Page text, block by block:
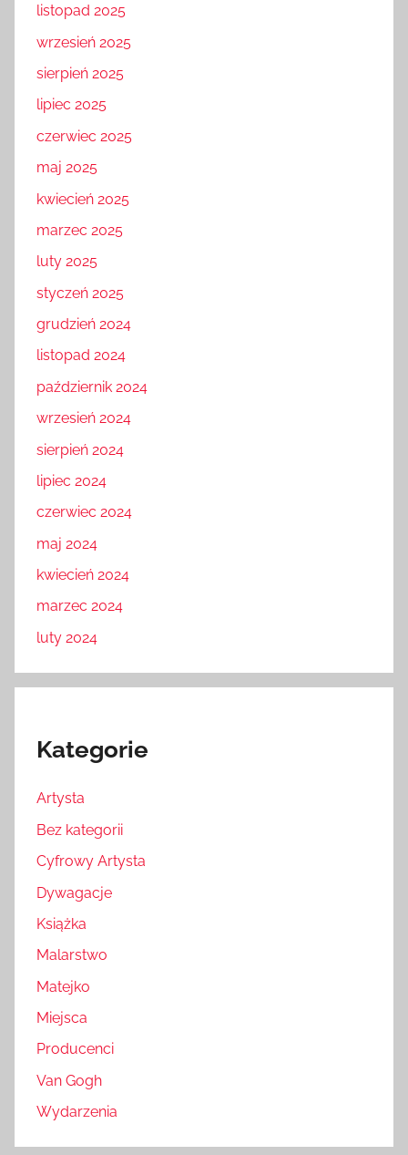
listopad 2025
wrzesień 2025
sierpień 2025
lipiec 2025
czerwiec 2025
maj 2025
kwiecień 2025
marzec 2025
luty 2025
styczeń 2025
grudzień 2024
listopad 2024
październik 2024
wrzesień 2024
sierpień 2024
lipiec 2024
czerwiec 2024
maj 2024
kwiecień 2024
marzec 2024
luty 2024
Kategorie
Artysta
Bez kategorii
Cyfrowy Artysta
Dywagacje
Książka
Malarstwo
Matejko
Miejsca
Producenci
Van Gogh
Wydarzenia